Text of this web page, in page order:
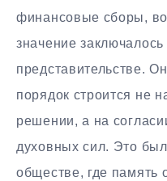
финансовые сборы,
значение
представительстве.
порядок строится не
решении, а на
духовных сил. Это
обществе, где память